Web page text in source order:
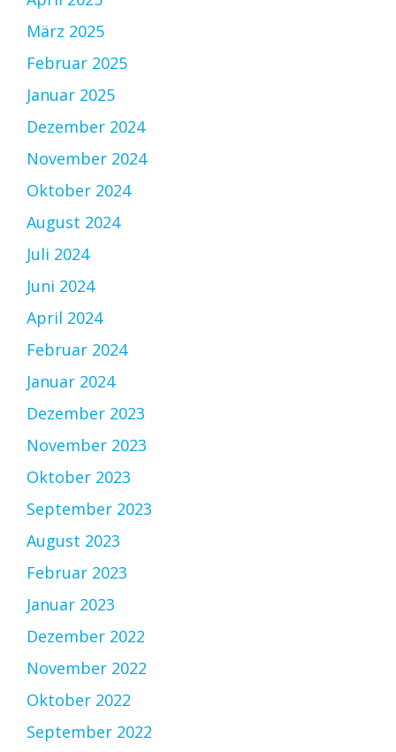
März 2025
Februar 2025
Januar 2025
Dezember 2024
November 2024
Oktober 2024
August 2024
Juli 2024
Juni 2024
April 2024
Februar 2024
Januar 2024
Dezember 2023
November 2023
Oktober 2023
September 2023
August 2023
Februar 2023
Januar 2023
Dezember 2022
November 2022
Oktober 2022
September 2022